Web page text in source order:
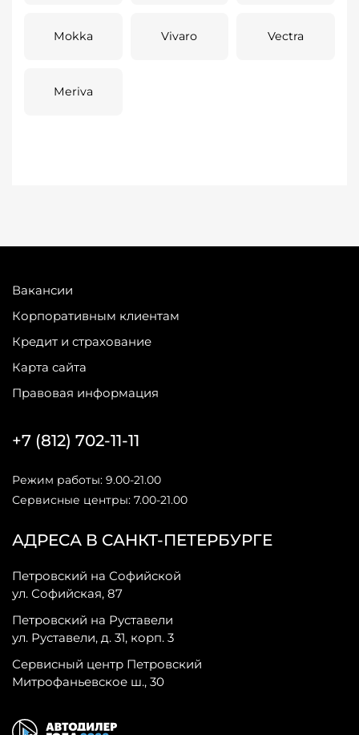
Mokka Vivaro Vectra
Meriva
Вакансии
Корпоративным клиентам
Кредит и страхование
Карта сайта
Правовая информация
АДРЕСА В САНКТ-ПЕТЕРБУРГЕ
Петровский на Софийской
ул. Софийская, 87
Петровский на Руставели
ул. Руставели, д. 31, корп. 3
Сервисный центр Петровский
Митрофаньевское ш., 30
+7 (812) 702-11-11
Режим работы: 9.00-21.00
Сервисные центры: 7.00-21.00